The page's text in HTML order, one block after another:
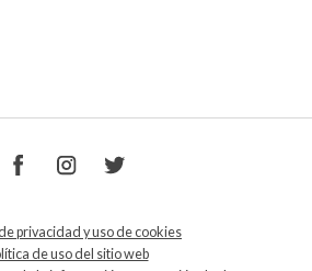
privacidad y uso de cookies
de uso del sitio web